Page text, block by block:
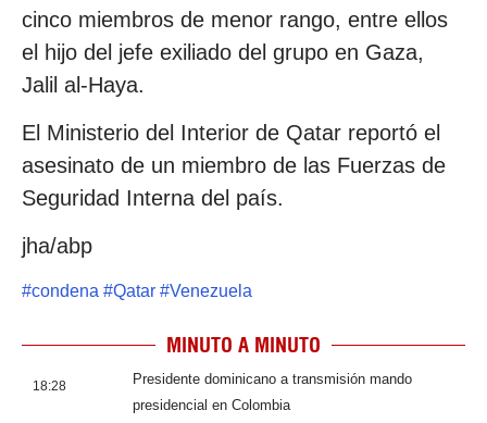
cinco miembros de menor rango, entre ellos
el hijo del jefe exiliado del grupo en Gaza,
Jalil al-Haya.
El Ministerio del Interior de Qatar reportó el
asesinato de un miembro de las Fuerzas de
Seguridad Interna del país.
jha/abp
#condena #Qatar #Venezuela
MINUTO A MINUTO
18:28
Presidente dominicano a transmisión mando
presidencial en Colombia